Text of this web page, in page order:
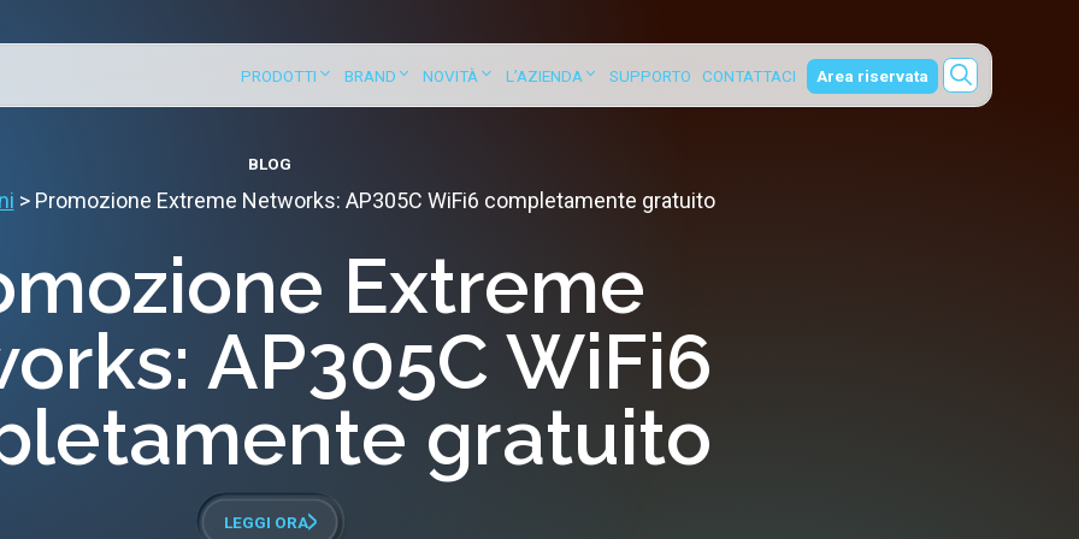
PRODOTTI BRAND NOVITÀ L’AZIENDA SUPPORTO CONTATTACI Area riservata
BLOG
> Promozione Extreme Networks: AP305C WiFi6 completamente gratuito
Extreme
AP305C WiFi6
gratuito
LEGGI ORA